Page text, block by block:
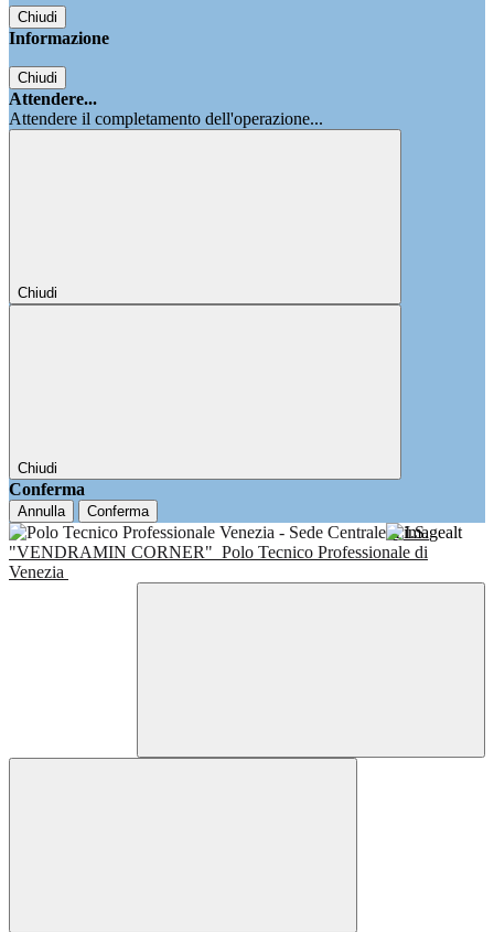
Chiudi
Informazione
Chiudi
Attendere...
Attendere il completamento dell'operazione...
Chiudi
Chiudi
Conferma
Annulla Conferma
I.I.S.
"VENDRAMIN CORNER" Polo Tecnico Professionale di
Venezia